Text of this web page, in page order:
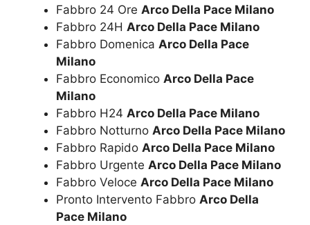
Fabbro 24 Ore Arco Della Pace Milano
Fabbro 24H Arco Della Pace Milano
Fabbro Domenica Arco Della Pace
Milano
Fabbro Economico Arco Della Pace
Milano
Fabbro H24 Arco Della Pace Milano
Fabbro Notturno Arco Della Pace Milano
Fabbro Rapido Arco Della Pace Milano
Fabbro Urgente Arco Della Pace Milano
Fabbro Veloce Arco Della Pace Milano
Pronto Intervento Fabbro Arco Della
Pace Milano